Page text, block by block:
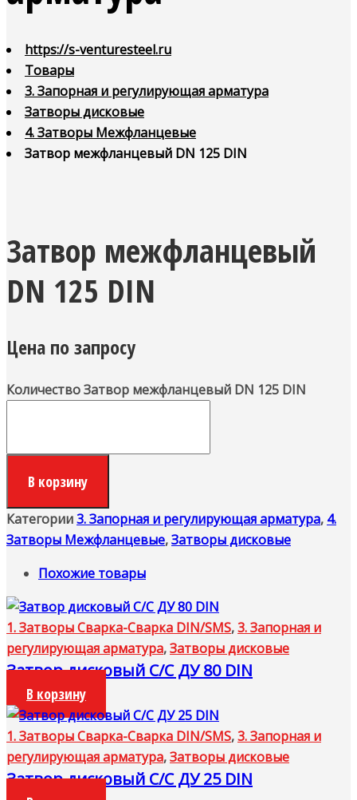
https://s-venturesteel.ru
Товары
3. Запорная и регулирующая арматура
Затворы дисковые
4. Затворы Межфланцевые
Затвор межфланцевый DN 125 DIN
Затвор межфланцевый
DN 125 DIN
Цена по запросу
Количество Затвор межфланцевый DN 125 DIN
В корзину
Категории3. Запорная и регулирующая арматура, 4.
Затворы Межфланцевые,Затворы дисковые
Похожие товары
1. Затворы Сварка-Сварка DIN/SMS,3. Запорная и
регулирующая арматура,Затворы дисковые
Затвор дисковый С/С ДУ 80 DIN
В корзину
1. Затворы Сварка-Сварка DIN/SMS,3. Запорная и
регулирующая арматура,Затворы дисковые
Затвор дисковый С/С ДУ 25 DIN